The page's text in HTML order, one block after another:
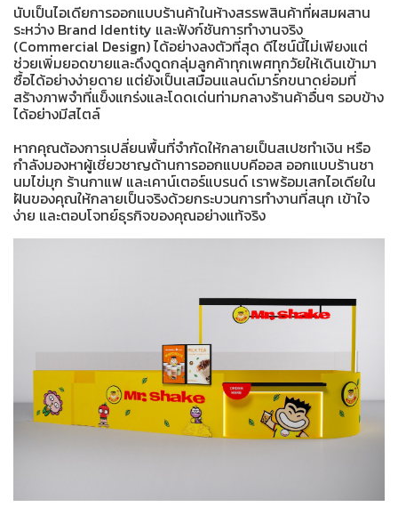
นับเป็นไอเดียการออกแบบร้านค้าในห้างสรรพสินค้าที่ผสมผสาน
ระหว่าง Brand Identity และฟังก์ชันการทำงานจริง
(Commercial Design) ได้อย่างลงตัวที่สุด ดีไซน์นี้ไม่เพียงแต่
ช่วยเพิ่มยอดขายและดึงดูดกลุ่มลูกค้าทุกเพศทุกวัยให้เดินเข้ามา
ซื้อได้อย่างง่ายดาย แต่ยังเป็นเสมือนแลนด์มาร์กขนาดย่อมที่
สร้างภาพจำที่แข็งแกร่งและโดดเด่นท่ามกลางร้านค้าอื่นๆ รอบข้าง
ได้อย่างมีสไตล์
หากคุณต้องการเปลี่ยนพื้นที่จำกัดให้กลายเป็นสเปซทำเงิน หรือ
กำลังมองหาผู้เชี่ยวชาญด้านการออกแบบคีออส ออกแบบร้านชา
นมไข่มุก ร้านกาแฟ และเคาน์เตอร์แบรนด์ เราพร้อมเสกไอเดียใน
ฝันของคุณให้กลายเป็นจริงด้วยกระบวนการทำงานที่สนุก เข้าใจ
ง่าย และตอบโจทย์ธุรกิจของคุณอย่างแท้จริง